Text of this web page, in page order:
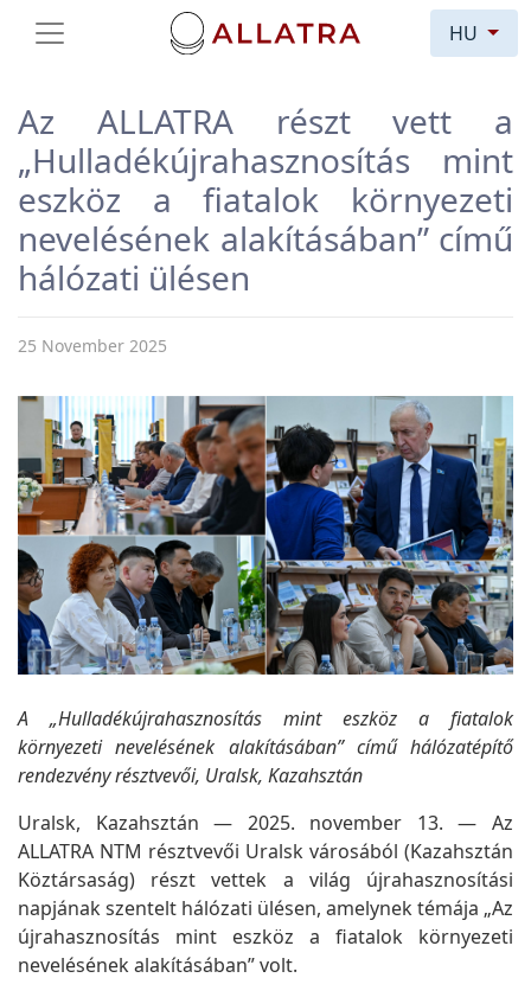
HU
Az ALLATRA részt vett a
„Hulladékújrahasznosítás mint
eszköz a fiatalok környezeti
nevelésének alakításában” című
hálózati ülésen
25 November 2025
A „Hulladékújrahasznosítás mint eszköz a fiatalok
környezeti nevelésének alakításában” című hálózatépítő
rendezvény résztvevői, Uralsk, Kazahsztán
Uralsk, Kazahsztán — 2025. november 13. — Az
ALLATRA NTM résztvevői Uralsk városából (Kazahsztán
Köztársaság) részt vettek a világ újrahasznosítási
napjának szentelt hálózati ülésen, amelynek témája „Az
újrahasznosítás mint eszköz a fiatalok környezeti
nevelésének alakításában” volt.